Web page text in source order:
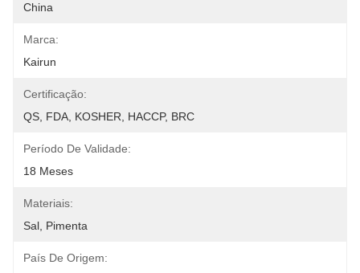
China
Marca:
Kairun
Certificação:
QS, FDA, KOSHER, HACCP, BRC
Período De Validade:
18 Meses
Materiais:
Sal, Pimenta
País De Origem: